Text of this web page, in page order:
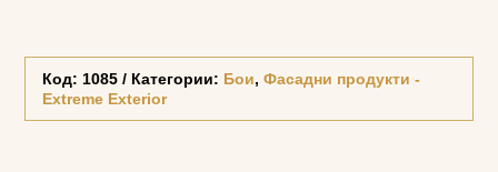
Код: 1085 Категории: Бои,Фасадни продукти -
Extreme Exterior